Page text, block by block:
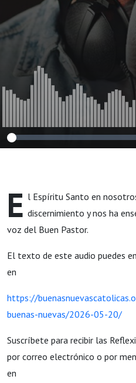
E l Espíritu Santo en
discernimiento y nos ha
voz del Buen Pastor.
El texto de este audio puedes
en
https://
buenas-nuevas/2026-05-20/
Suscríbete para recibir las
por correo electrónico o por
en